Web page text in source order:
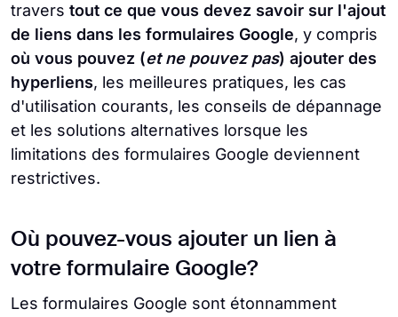
travers tout ce que vous devez savoir sur l'ajout
de liens dans les formulaires Google, y compris
où vous pouvez (et ne pouvez pas) ajouter des
hyperliens, les meilleures pratiques, les cas
d'utilisation courants, les conseils de dépannage
et les solutions alternatives lorsque les
limitations des formulaires Google deviennent
restrictives.
Où pouvez-vous ajouter un lien à
votre formulaire Google?
Les formulaires Google sont étonnamment